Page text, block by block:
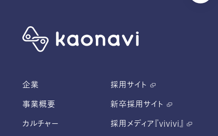
企業
事業概要
カルチャー
採用サイト
新卒採用サイト
採用メディア『vivivi』